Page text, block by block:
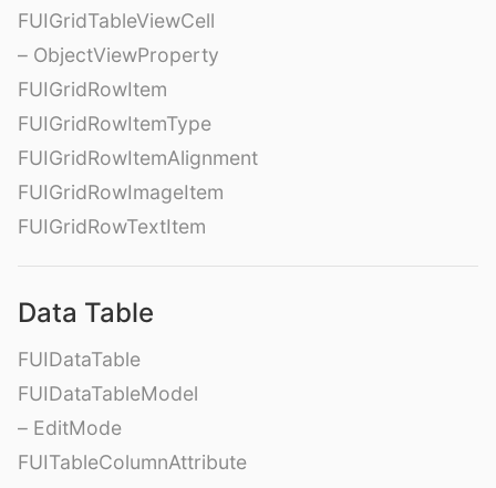
FUIGridTableViewCell
– ObjectViewProperty
FUIGridRowItem
FUIGridRowItemType
FUIGridRowItemAlignment
FUIGridRowImageItem
FUIGridRowTextItem
Data Table
FUIDataTable
FUIDataTableModel
– EditMode
FUITableColumnAttribute